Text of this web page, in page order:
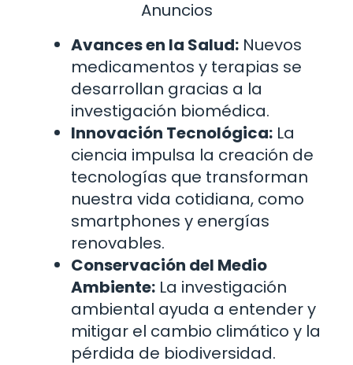
Anuncios
Avances en la Salud: Nuevos
medicamentos y terapias se
desarrollan gracias a la
investigación biomédica.
Innovación Tecnológica: La
ciencia impulsa la creación de
tecnologías que transforman
nuestra vida cotidiana, como
smartphones y energías
renovables.
Conservación del Medio
Ambiente: La investigación
ambiental ayuda a entender y
mitigar el cambio climático y la
pérdida de biodiversidad.